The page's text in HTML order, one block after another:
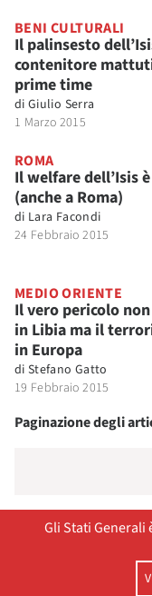
BENI CULTURALI
Il palinsesto
contenitore
prime time
di Giulio Serra
1 Marzo 2015
ROMA
Il welfare dell’Isis
(anche a Roma)
di Lara Facondi
24 Febbraio 2015
MEDIO ORIENTE
Il vero pericolo non
in Libia ma il
in Europa
di Stefano Gatto
19 Febbraio 2015
Paginazione degli
Gli Stati